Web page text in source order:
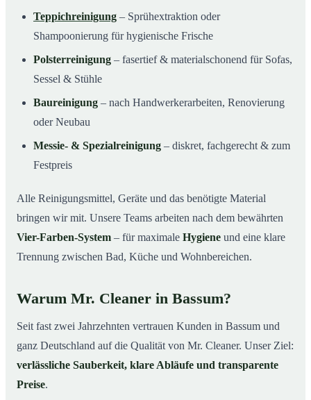
Teppichreinigung – Sprühextraktion oder
Shampoonierung für hygienische Frische
Polsterreinigung – fasertief & materialschonend für Sofas,
Sessel & Stühle
Baureinigung – nach Handwerkerarbeiten, Renovierung
oder Neubau
Messie- & Spezialreinigung – diskret, fachgerecht & zum
Festpreis
Alle Reinigungsmittel, Geräte und das benötigte Material
bringen wir mit. Unsere Teams arbeiten nach dem bewährten
Vier-Farben-System – für maximale Hygiene und eine klare
Trennung zwischen Bad, Küche und Wohnbereichen.
Warum Mr. Cleaner in Bassum?
Seit fast zwei Jahrzehnten vertrauen Kunden in Bassum und
ganz Deutschland auf die Qualität von Mr. Cleaner. Unser Ziel:
verlässliche Sauberkeit, klare Abläufe und transparente
Preise.